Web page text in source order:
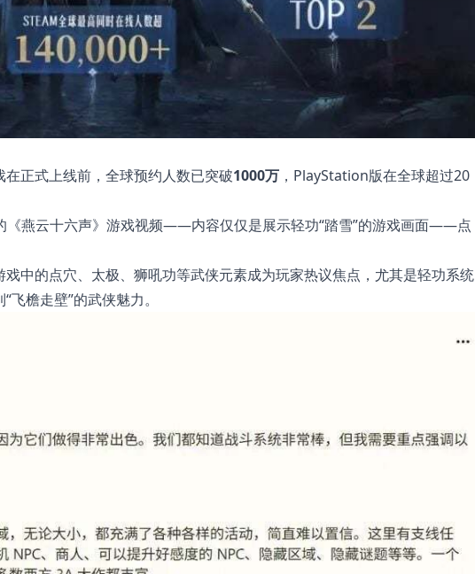
在正式上线前，全球预约人数已突破1000万 ，PlayStation版在全球超过20
《燕云十六声》游戏视频——内容仅仅是展示轻功“踏雪”的游戏画面——点
中的点穴、太极、狮吼功等武侠元素成为玩家热议焦点，尤其是轻功系统
檐走壁”的武侠魅力。